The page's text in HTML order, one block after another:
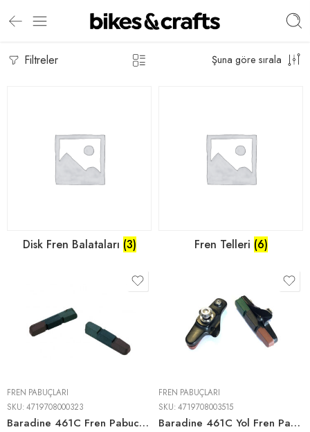
Filtreler Şuna göre sırala
Disk Fren Balataları (3) Fren Telleri (6)
FREN PABUÇLARI
SKU:4719708000323
Baradine 461C Fren Pabucu Kartuşu
FREN PABUÇLARI
SKU:4719708003515
Baradine 461C Yol Fren Pabucu